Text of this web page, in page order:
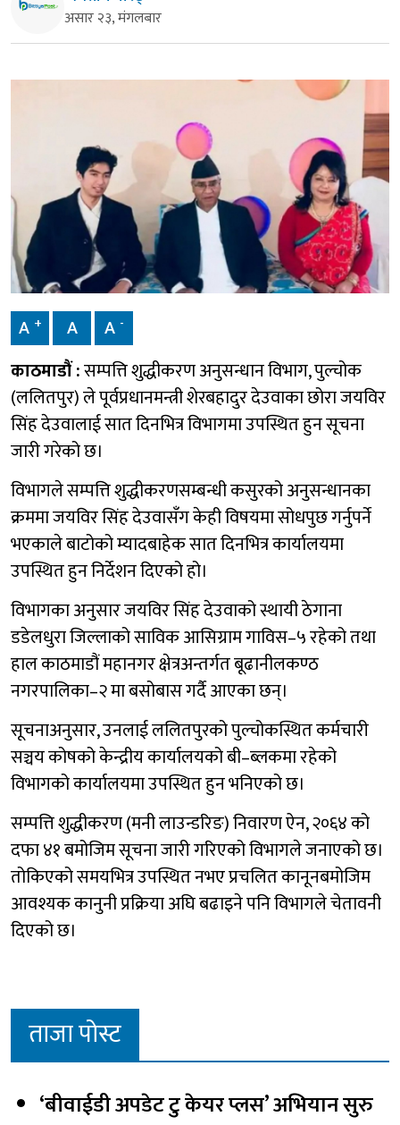
असार २३, मंगलबार
A + A A -
काठमाडौं :सम्पत्ति शुद्धीकरण अनुसन्धान विभाग, पुल्चोक
(ललितपुर) ले पूर्वप्रधानमन्त्री शेरबहादुर देउवाका छोरा जयविर
सिंह देउवालाई सात दिनभित्र विभागमा उपस्थित हुन सूचना
जारी गरेको छ।
विभागले सम्पत्ति शुद्धीकरणसम्बन्धी कसुरको अनुसन्धानका
क्रममा जयविर सिंह देउवासँग केही विषयमा सोधपुछ गर्नुपर्ने
भएकाले बाटोको म्यादबाहेक सात दिनभित्र कार्यालयमा
उपस्थित हुन निर्देशन दिएको हो।
विभागका अनुसार जयविर सिंह देउवाको स्थायी ठेगाना
डडेलधुरा जिल्लाको साविक आसिग्राम गाविस–५ रहेको तथा
हाल काठमाडौं महानगर क्षेत्रअन्तर्गत बूढानीलकण्ठ
नगरपालिका–२ मा बसोबास गर्दै आएका छन्।
सूचनाअनुसार, उनलाई ललितपुरको पुल्चोकस्थित कर्मचारी
सञ्चय कोषको केन्द्रीय कार्यालयको बी–ब्लकमा रहेको
विभागको कार्यालयमा उपस्थित हुन भनिएको छ।
सम्पत्ति शुद्धीकरण (मनी लाउन्डरिङ) निवारण ऐन, २०६४ को
दफा ४१ बमोजिम सूचना जारी गरिएको विभागले जनाएको छ।
तोकिएको समयभित्र उपस्थित नभए प्रचलित कानूनबमोजिम
आवश्यक कानुनी प्रक्रिया अघि बढाइने पनि विभागले चेतावनी
दिएको छ।
ताजा पोस्ट
‘बीवाईडी अपडेट टु केयर प्लस’ अभियान सुरु